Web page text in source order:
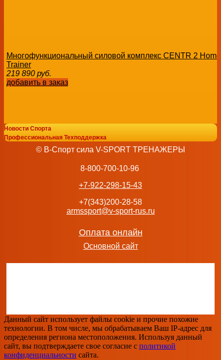
Многофункциональный силовой комплекс CENTR 2
Trainer
219 890 руб.
добавить в заказ
Силовая скамья домашняя OXYGEN FITNESS SEDONA
руб.
1641A-SET1614B васил
безнал
109 778 руб.
добавить в заказ
Новости Спорта
Профессиональная Техподдержка
© В-Спорт сила V-SPORT ТРЕНАЖЕРЫ
8-800-700-10-96
+7-922-298-15-43
+7(343)200-28-58
armssport@v-sport-rus.ru
Оплата онлайн
Основной сайт
Данный сайт использует файлы cookie и прочие похожие
технологии. В том числе, мы обрабатываем Ваш IP-адрес для
определения региона местоположения. Используя данный
сайт, вы подтверждаете свое согласие с политикой
конфиденциальности сайта.